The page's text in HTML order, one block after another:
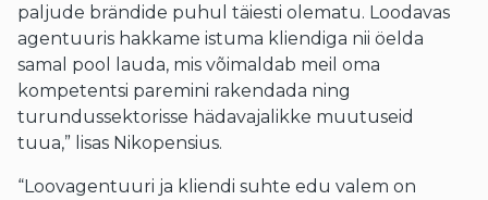
paljude brändide puhul täiesti olematu. Loodavas
agentuuris hakkame istuma kliendiga nii öelda
samal pool lauda, mis võimaldab meil oma
kompetentsi paremini rakendada ning
turundussektorisse hädavajalikke muutuseid
tuua,” lisas Nikopensius.
“Loovagentuuri ja kliendi suhte edu valem on